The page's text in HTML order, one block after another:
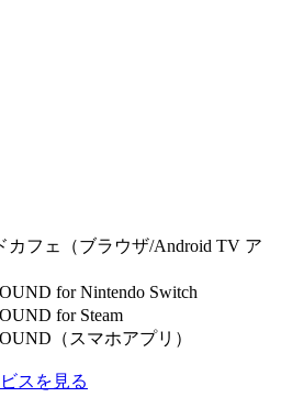
カフェ（ブラウザ/Android TV ア
for Nintendo Switch
for Steam
（スマホアプリ）
スを見る